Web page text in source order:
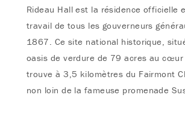
Rideau Hall est la résidence officielle
travail de tous les gouverneurs
1867. Ce site national historique,
oasis de verdure de 79 acres au
trouve à 3,5 kilomètres du Fairmont
non loin de la fameuse promenade